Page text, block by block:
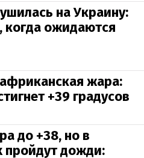
на Украину:
когда ожидаются
жара:
+39 градусов
до +38, но в
пройдут дожди: